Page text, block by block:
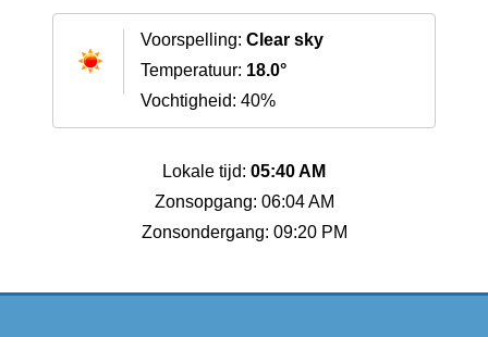
Voorspelling: Clear sky
Temperatuur: 18.0°
Vochtigheid: 40%
Lokale tijd: 05:40 AM
Zonsopgang: 06:04 AM
Zonsondergang: 09:20 PM